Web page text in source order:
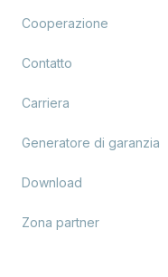
Cooperazione
Contatto
Carriera
Generatore di garanzia
Download
Zona partner